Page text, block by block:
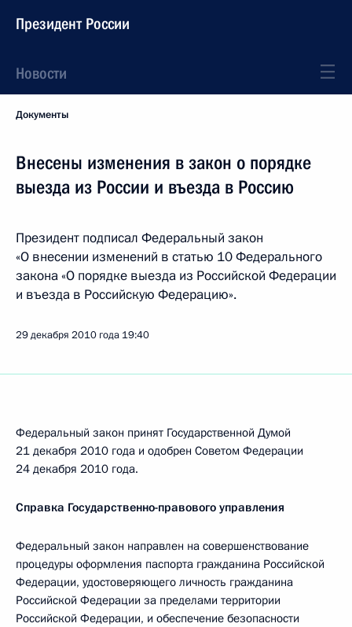
Президент России
Новости
Документы
Внесены изменения в закон о порядке
выезда из России и въезда в Россию
Президент подписал Федеральный закон
«О внесении изменений в статью 10 Федерального
закона «О порядке выезда из Российской Федерации
и въезда в Российскую Федерацию».
29 декабря 2010 года 19:40
Федеральный закон принят Государственной Думой
21 декабря 2010 года и одобрен Советом Федерации
24 декабря 2010 года.
Справка Государственно-правового управления
Федеральный закон направлен на совершенствование
процедуры оформления паспорта гражданина Российской
Федерации, удостоверяющего личность гражданина
Российской Федерации за пределами территории
Российской Федерации, и обеспечение безопасности